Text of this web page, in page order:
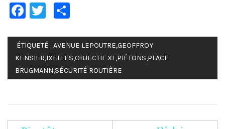
Facebook
Twitter
ÉTIQUETÉ : AVENUE LEPOUTRE,GEOFFROY
KENSIER,IXELLES,OBJECTIF XL,PIÉTONS,PLACE
BRUGMANN,SÉCURITÉ ROUTIÈRE